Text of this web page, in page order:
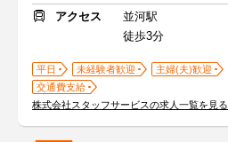
アクセス
並河駅
徒歩3分
平日 未経験者歓迎 主婦(夫)歓迎
交通費支給
株式会社スタッフサービスの求人一覧を見る